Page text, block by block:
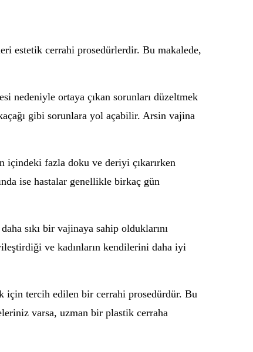
estetik cerrahi prosedürlerdir. Bu makalede,
nedeniyle ortaya çıkan sorunları düzeltmek
gibi sorunlara yol açabilir. Arsin vajina
içindeki fazla doku ve deriyi çıkarırken
ise hastalar genellikle birkaç gün
sıkı bir vajinaya sahip olduklarını
ve kadınların kendilerini daha iyi
için tercih edilen bir cerrahi prosedürdür. Bu
varsa, uzman bir plastik cerraha